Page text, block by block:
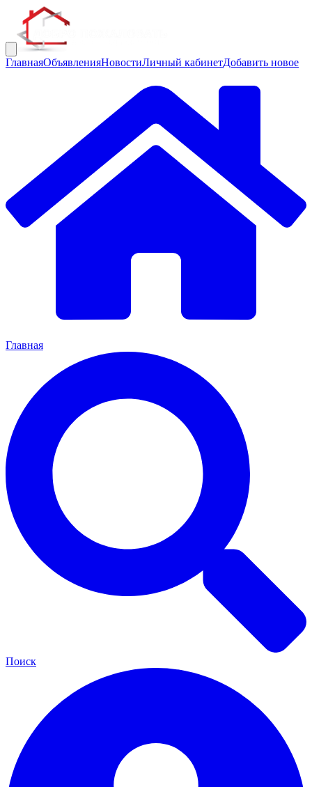
ГлавнаяОбъявленияНовостиЛичный кабинетДобавить новое
Главная
Поиск